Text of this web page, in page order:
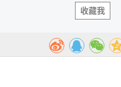
收藏我